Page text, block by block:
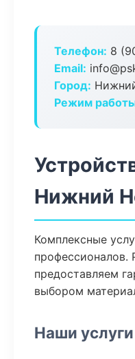
Телефон: 8
Email:
Город:
Режим
Нижний
Комплексные
профессионалов.
предоставляем
выбором
Наши услуги